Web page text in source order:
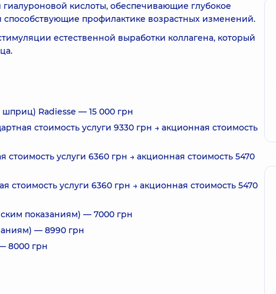
кислоты, обеспечивающие глубокое
профилактике возрастных изменений.
естественной выработки коллагена, который
Radiesse — 15 000 грн
стоимость услуги 9330 грн → акционная стоимость
услуги 6360 грн → акционная стоимость 5470
услуги 6360 грн → акционная стоимость 5470
показаниям) — 7000 грн
— 8990 грн
8000 грн